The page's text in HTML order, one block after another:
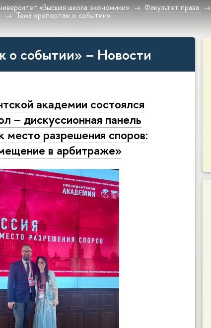
«Высшая школа экономики» Факультет права
Тема «репортаж о событии»
о событии» – Новости
академии состоялся
– дискуссионная панель
место разрешения споров:
в арбитраже»